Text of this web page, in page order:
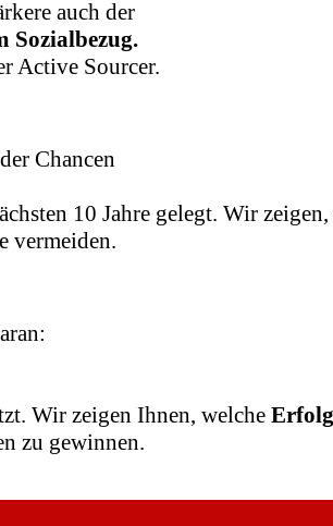
auch der
Sozialbezug.
Active Sourcer.
Chancen
10 Jahre gelegt. Wir
vermeiden.
Wir zeigen Ihnen, welche
zu gewinnen.